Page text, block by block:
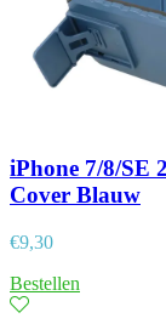
iPhone 7/8/SE
Cover Blauw
€9,30
Bestellen